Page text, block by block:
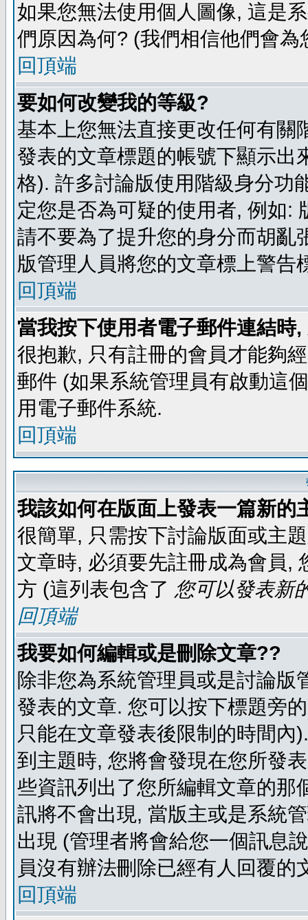
如果您無法使用個人圖像, 這是
們原因為何? (我們相信他們會為
回頂端
要如何改變我的等級?
基本上您無法直接更改任何有關
發表的文章標題的帳號下顯示出
格). 許多討論版使用階級身分功
定您是否為可疑的使用者, 例如:
請不要為了提升您的身分而胡亂
版管理人員將您的文章標上警告
回頂端
當我按下使用者電子郵件連結時
很抱歉, 只有註冊的會員才能夠
郵件 (如果系統管理員有啟動這
用電子郵件系統.
回頂端
我該如何在版面上發表一篇新的
很簡單, 只需按下討論版面或主
文章時, 必須要先註冊成為會員,
方 (這列表包含了 您可以發表新
回頂端
我要如何編輯或是刪除文章??
除非您為系統管理員或是討論
發表的文章. 您可以按下標題旁
只能在文章發表後限制的時間
到主題時, 您將會發現在您所發
些資訊列出了您所編輯文章的那
訊將不會出現, 當版主或是系統
出現 (管理者將會給您一個訊息
員沒有辦法刪除已經有人回覆的
回頂端